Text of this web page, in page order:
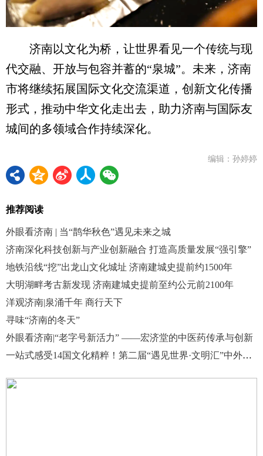
济南以文化为桥，让世界看见一个传统与现
代交融、开放与包容并蓄的“泉城”。未来，济南
市将继续拓展国际文化交流渠道，创新文化传播
形式，推动中华文化走出去，助力济南与国际友
城间的多领域合作持续深化。
编辑：孙婷婷
推荐阅读
外眼看济南 | 当“鹊华秋色”遇见未来之城
济南深化科技创新与产业创新融合 打造高质量发展“强引擎”
地铁沿线“挖”出龙山文化城址 济南建城史提前约1500年
大明湖畔考古新发现 济南建城史提前至约公元前2100年
洋观济南|泉涌千年 商行天下
寻味“济南的冬天”
外眼看济南|“老字号新活力” ——宏济堂的中医药传承与创新
一站式感受14国文化精粹！第二届“遇见世界·文明汇”中外文化展在山师启幕